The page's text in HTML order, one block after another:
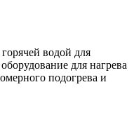
водой для
для нагрева
подогрева и